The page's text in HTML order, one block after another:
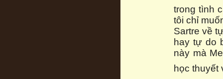
trong tình
tôi chỉ
Sartre về
hay tự do
này mà
học thuyết